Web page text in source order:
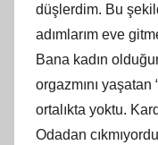
düşlerdim. Bu
adımlarım eve
Bana kadın
orgazmını
ortalıkta yoktu.
Odadan